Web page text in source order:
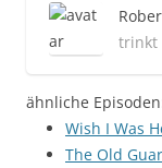
trinkt
ähnliche
Wish I Was
The Old